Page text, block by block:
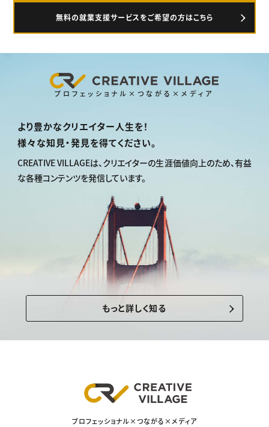
無料の就業支援サービスをご希望の方はこちら
プロフェッショナル×つながる×メディア
より豊かなクリエイター人生を！
様々な知見・発見を得てください。
CREATIVE VILLAGEは、 クリエイターの生涯価値向上のため、有益
な各種コンテンツを発信しています。
もっと詳しく知る
プロフェッショナル×つながる×メディア